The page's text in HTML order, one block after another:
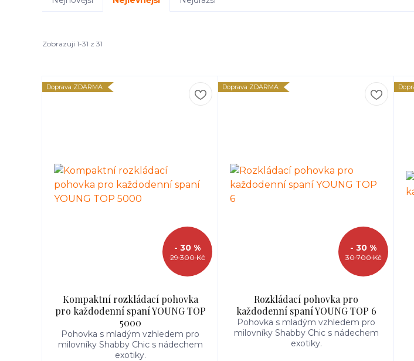
Zobrazuji 1-31 z 31
Doprava ZDARMA
29 300 Kč
- 30 %
Kompaktní rozkládací pohovka
pro každodenní spaní YOUNG TOP
5000
Pohovka s mladým vzhledem pro
milovníky Shabby Chic s nádechem
exotiky.
Doprava ZDARMA
30 700 Kč
- 30 %
Rozkládací pohovka pro
každodenní spaní YOUNG TOP 6
Pohovka s mladým vzhledem pro
milovníky Shabby Chic s nádechem
exotiky.